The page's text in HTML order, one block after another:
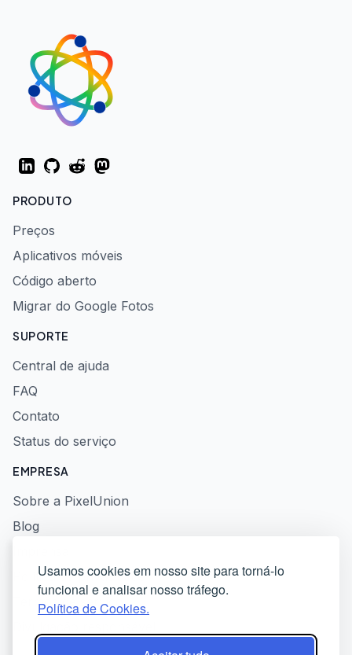
Usamos cookies em nosso site para torná-lo
funcional e analisar nosso tráfego.
Política de Cookies.
LinkedInGitHubRedditMastodon
PRODUTO
Preços
Aplicativos móveis
Código aberto
Migrar do Google Fotos
SUPORTE
Central de ajuda
FAQ
Contato
Status do serviço
EMPRESA
Sobre a PixelUnion
Blog
Política de privacidade
Termos de serviço